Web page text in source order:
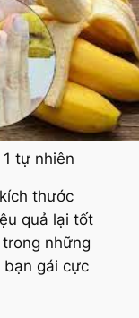
tự nhiên
thước
quả lại tốt
những
bạn gái cực